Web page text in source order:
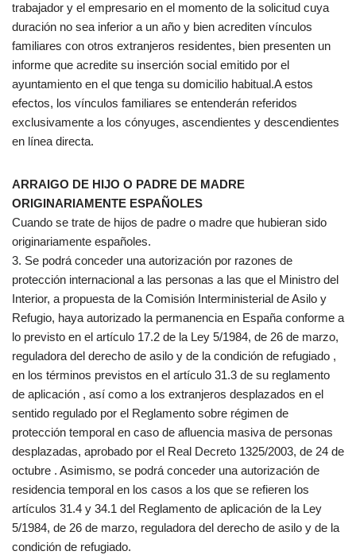
trabajador y el empresario en el momento de la solicitud cuya
duración no sea inferior a un año y bien acrediten vínculos
familiares con otros extranjeros residentes, bien presenten un
informe que acredite su inserción social emitido por el
ayuntamiento en el que tenga su domicilio habitual.A estos
efectos, los vínculos familiares se entenderán referidos
exclusivamente a los cónyuges, ascendientes y descendientes
en línea directa.
ARRAIGO DE HIJO O PADRE DE MADRE
ORIGINARIAMENTE ESPAÑOLES
Cuando se trate de hijos de padre o madre que hubieran sido
originariamente españoles.
3. Se podrá conceder una autorización por razones de
protección internacional a las personas a las que el Ministro del
Interior, a propuesta de la Comisión Interministerial de Asilo y
Refugio, haya autorizado la permanencia en España conforme a
lo previsto en el artículo 17.2 de la Ley 5/1984, de 26 de marzo,
reguladora del derecho de asilo y de la condición de refugiado ,
en los términos previstos en el artículo 31.3 de su reglamento
de aplicación , así como a los extranjeros desplazados en el
sentido regulado por el Reglamento sobre régimen de
protección temporal en caso de afluencia masiva de personas
desplazadas, aprobado por el Real Decreto 1325/2003, de 24 de
octubre . Asimismo, se podrá conceder una autorización de
residencia temporal en los casos a los que se refieren los
artículos 31.4 y 34.1 del Reglamento de aplicación de la Ley
5/1984, de 26 de marzo, reguladora del derecho de asilo y de la
condición de refugiado.